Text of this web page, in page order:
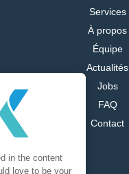
Services
À propos
Équipe
Actualités
Jobs
FAQ
Contact